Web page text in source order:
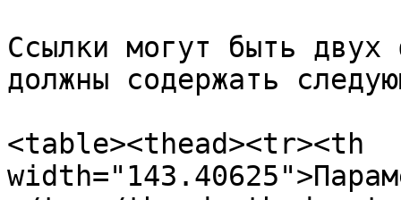
Ссылки могут быть двух
должны содержать
<table><thead><tr><th